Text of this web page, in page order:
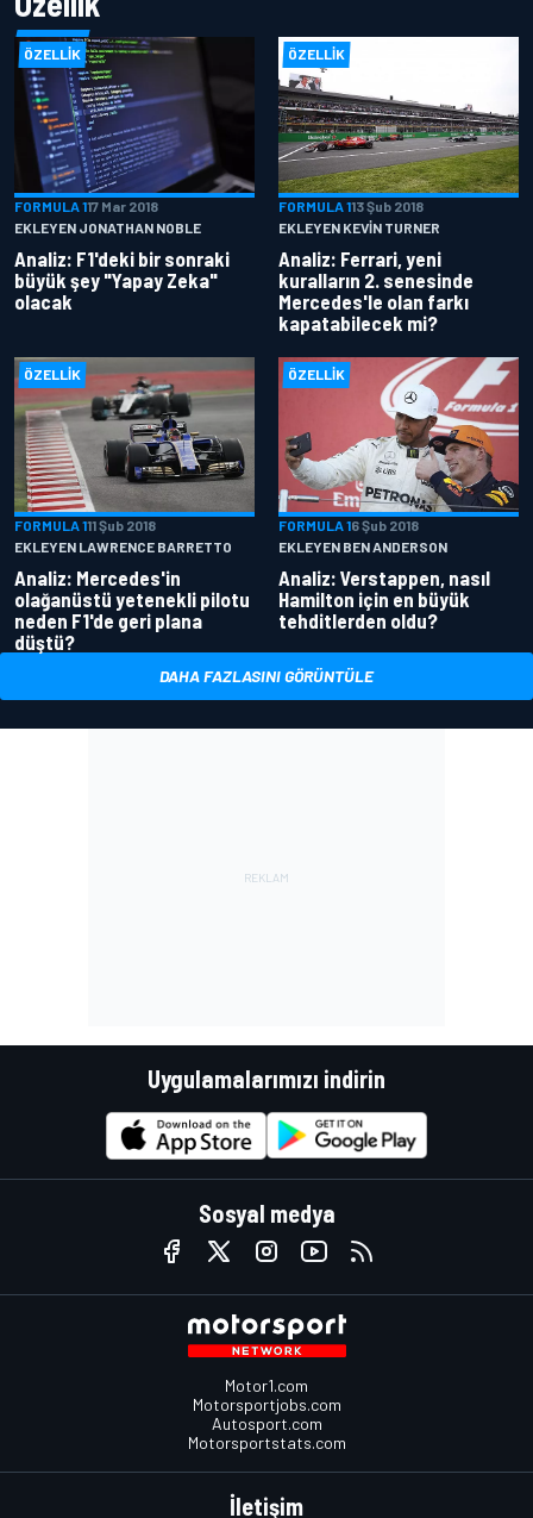
ÖZELLIK
FORMULA 117 Mar 2018
EKLEYEN JONATHAN NOBLE
Analiz: F1'deki bir sonraki
büyük şey "Yapay Zeka"
olacak
ÖZELLIK
FORMULA 113 Şub 2018
EKLEYEN KEVIN TURNER
Analiz: Ferrari, yeni
kuralların 2. senesinde
Mercedes'le olan farkı
kapatabilecek mi?
ÖZELLIK
FORMULA 111 Şub 2018
EKLEYEN LAWRENCE BARRETTO
Analiz: Mercedes'in
olağanüstü yetenekli pilotu
neden F1'de geri plana
düştü?
ÖZELLIK
FORMULA 16 Şub 2018
EKLEYEN BEN ANDERSON
Analiz: Verstappen, nasıl
Hamilton için en büyük
tehditlerden oldu?
DAHA FAZLASINI GÖRÜNTÜLE
Uygulamalarımızı indirin
Sosyal medya
Motor1.com
Motorsportjobs.com
Autosport.com
Motorsportstats.com
İletişim